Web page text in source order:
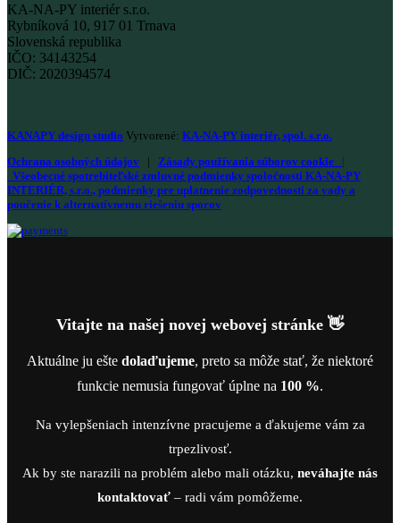
KA-NA-PY interiér s.r.o.
Rybníková 10, 917 01 Trnava
Slovenská republika
IČO: 34143254
DIČ: 2020394574
KANAPY design studio Vytvorené: KA-NA-PY interiér, spol. s.r.o.
Ochrana osobných údajov | Zásady používania súborov cookie |
Všeobecné spotrebiteľské zmluvné podmienky spoločnosti KA-NA-PY
INTERIÉR, s.r.o., podmienky pre uplatnenie zodpovednosti za vady a
poučenie k alternatívnemu riešeniu sporov
Vitajte na našej novej webovej stránke 👋
Aktuálne ju ešte dolaďujeme, preto sa môže stať, že niektoré
funkcie nemusia fungovať úplne na 100 %.
Na vylepšeniach intenzívne pracujeme a ďakujeme vám za
trpezlivosť.
Ak by ste narazili na problém alebo mali otázku, neváhajte nás
kontaktovať – radi vám pomôžeme.